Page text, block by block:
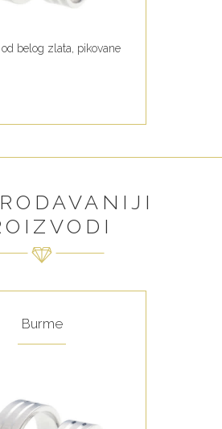
belog zlata, pikovane
Burme